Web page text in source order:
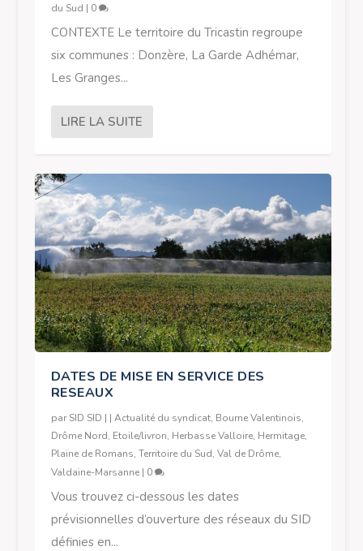
du Sud | 0
CONTEXTE Le territoire du Tricastin regroupe
six communes : Donzère, La Garde Adhémar,
Les Granges...
LIRE LA SUITE
DATES DE MISE EN SERVICE DES
RESEAUX
parSID SID | | Actualité du syndicat, Bourne Valentinois,
Drôme Nord, Etoile/livron, Herbasse Valloire, Hermitage,
Plaine de Romans, Territoire du Sud, Val de Drôme,
Valdaine-Marsanne| 0
Vous trouvez ci-dessous les dates
prévisionnelles d’ouverture des réseaux du SID
définies en...